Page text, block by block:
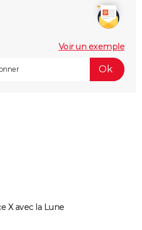
Voir un exemple
X avec la Lune